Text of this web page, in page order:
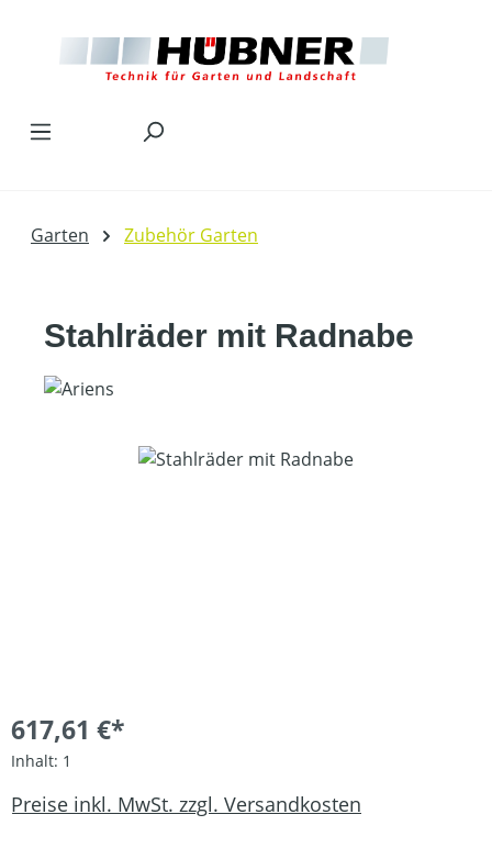
Garten Zubehör Garten
Stahlräder mit Radnabe
Bildergalerie überspringen
617,61 €*
Inhalt: 1
Preise inkl. MwSt. zzgl. Versandkosten